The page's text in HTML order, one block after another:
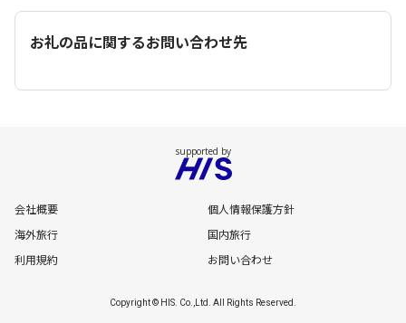
お礼の品に関するお問い合わせ先
会社概要
個人情報保護方針
海外旅行
国内旅行
利用規約
お問い合わせ
Copyright © HIS. Co.,Ltd. All Rights Reserved.